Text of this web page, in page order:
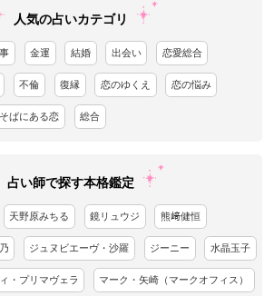
人気の占いカテゴリ
金運 結婚 出会い 恋愛総合
不倫 復縁 恋のゆくえ 恋の悩み
そばにある恋 総合
占い師で探す本格鑑定
天野原みちる 鏡リュウジ 熊﨑健恒
ジュヌビエーヴ・沙羅 ジーニー 水晶玉子
・プリマヴェラ マーク・矢崎（マークオフィス）